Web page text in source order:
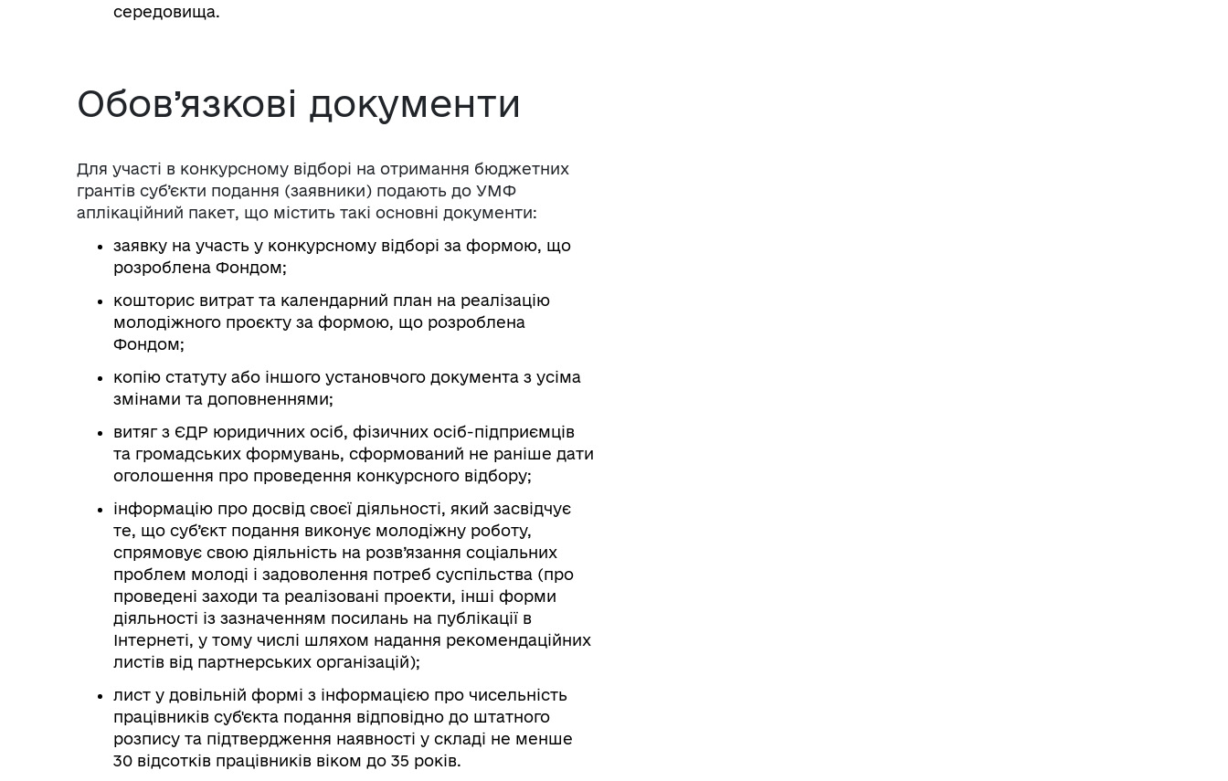
середовища.
Обов’язкові документи
Для участі в конкурсному відборі на отримання бюджетних
грантів суб’єкти подання (заявники) подають до УМФ
аплікаційний пакет, що містить такі основні документи:
заявку на участь у конкурсному відборі за формою, що
розроблена Фондом;
кошторис витрат та календарний план на реалізацію
молодіжного проєкту за формою, що розроблена
Фондом;
копію статуту або іншого установчого документа з усіма
змінами та доповненнями;
витяг з ЄДР юридичних осіб, фізичних осіб-підприємців
та громадських формувань, сформований не раніше дати
оголошення про проведення конкурсного відбору;
інформацію про досвід своєї діяльності, який засвідчує
те, що суб’єкт подання виконує молодіжну роботу,
спрямовує свою діяльність на розв’язання соціальних
проблем молоді і задоволення потреб суспільства (про
проведені заходи та реалізовані проекти, інші форми
діяльності із зазначенням посилань на публікації в
Інтернеті, у тому числі шляхом надання рекомендаційних
листів від партнерських організацій);
лист у довільній формі з інформацією про чисельність
працівників суб'єкта подання відповідно до штатного
розпису та підтвердження наявності у складі не менше
30 відсотків працівників віком до 35 років.